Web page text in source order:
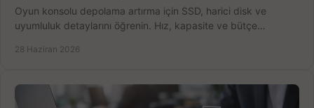
Oyun konsolu depolama artırma için SSD, harici disk ve
uyumluluk detaylarını öğrenin. Hız, kapasite ve bütçe
28 Haziran 2026